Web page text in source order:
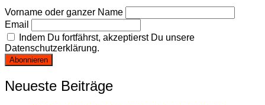
Vorname oder ganzer Name
Email
Indem Du fortfährst, akzeptierst Du unsere
Datenschutzerklärung.
Neueste Beiträge